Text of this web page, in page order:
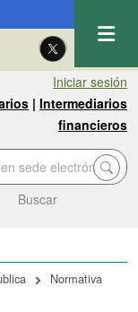
| Eng
Iniciar sesión
| Intermediarios
financieros
Buscar
a laNormativa